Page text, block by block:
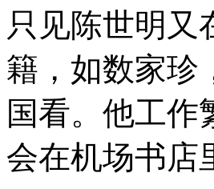
只见陈世明又
籍，如数家珍
国看。他工作
会在机场书店